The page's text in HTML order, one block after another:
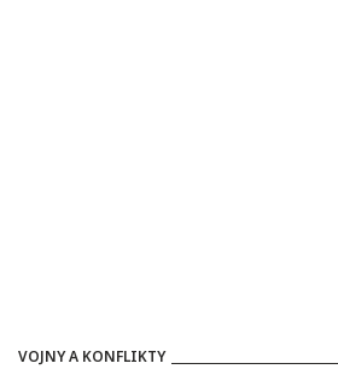
VOJNY A KONFLIKTY